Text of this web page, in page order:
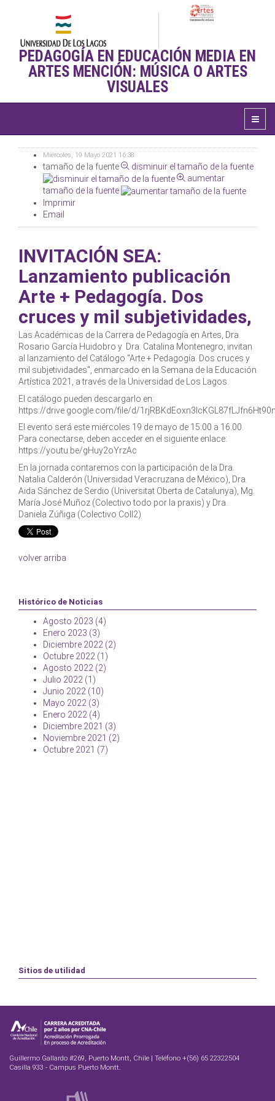
PEDAGOGÍA EN EDUCACIÓN MEDIA EN
ARTES MENCIÓN: MÚSICA O ARTES
VISUALES
Miércoles, 19 Mayo 2021 16:38
tamaño de la fuente
disminuir el tamaño de la fuente
aumentar
tamaño de la fuente
Imprimir
Email
INVITACIÓN SEA:
Lanzamiento publicación
Arte + Pedagogía. Dos
cruces y mil subjetividades,
Las Académicas de la Carrera de Pedagogía en Artes, Dra.
Rosario García Huidobro y Dra. Catalina Montenegro, invitan
al lanzamiento del Catálogo "Arte + Pedagogía. Dos cruces y
mil subjetividades", enmarcado en la Semana de la Educación
Artística 2021, a través de la Universidad de Los Lagos.
El catálogo pueden descargarlo en:
https://drive.google.com/file/d/
El evento será este miércoles 19 de mayo de 15:00 a 16.00.
Para conectarse, deben acceder en el siguiente enlace:
https://youtu.be/gHuy2oYrzAc
En la jornada contaremos con la participación de la Dra.
Natalia Calderón (Universidad Veracruzana de México), Dra.
Aida Sánchez de Serdio (Universitat Oberta de Catalunya), Mg.
María José Muñoz (Colectivo todo por la praxis) y Dra.
Daniela Zúñiga (Colectivo Coll2)
volver arriba
Histórico de Noticias
Agosto 2023 (4)
Enero 2023 (3)
Diciembre 2022 (2)
Octubre 2022 (1)
Agosto 2022 (2)
Julio 2022 (1)
Junio 2022 (10)
Mayo 2022 (3)
Enero 2022 (4)
Diciembre 2021 (3)
Noviembre 2021 (2)
Octubre 2021 (7)
Sitios de utilidad
Guillermo Gallardo #269, Puerto Montt, Chile | Teléfono +(56) 65 22322504
Casilla 933 - Campus Puerto Montt.